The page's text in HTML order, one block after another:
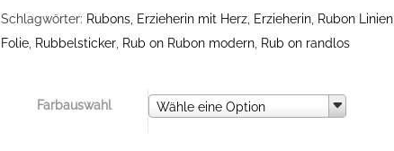
Schlagwörter: Rubons Erzieherin mit Herz Erzieherin Rubon Linien
Folie Rubbelsticker Rub on Rubon modern Rub on randlos
Farbauswahl Wähle eine Option
Farbauswahl